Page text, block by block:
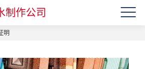
制作公司
明